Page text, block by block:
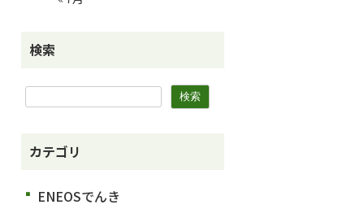
検索
カテゴリ
ENEOSでんき